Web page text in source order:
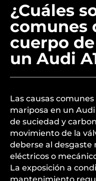
¿Cuáles
comunes
cuerpo
un Audi
Las causas
mariposa en un
de suciedad y
movimiento de la
deberse al
eléctricos o
La exposición a